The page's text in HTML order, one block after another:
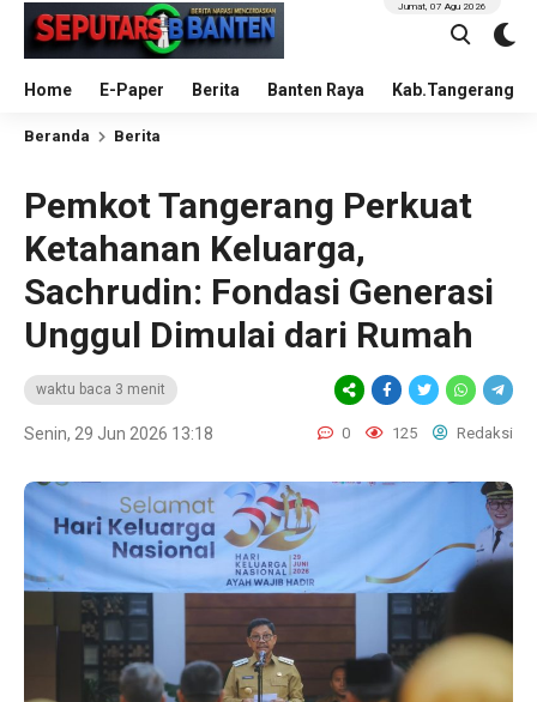
Home E-Paper Berita Banten Raya Kab.Tangerang
Jumat, 07 Agu 2026
Beranda Berita
Pemkot Tangerang Perkuat
Ketahanan Keluarga,
Sachrudin: Fondasi Generasi
Unggul Dimulai dari Rumah
waktu baca 3 menit
Senin, 29 Jun 2026 13:18 0 125 Redaksi